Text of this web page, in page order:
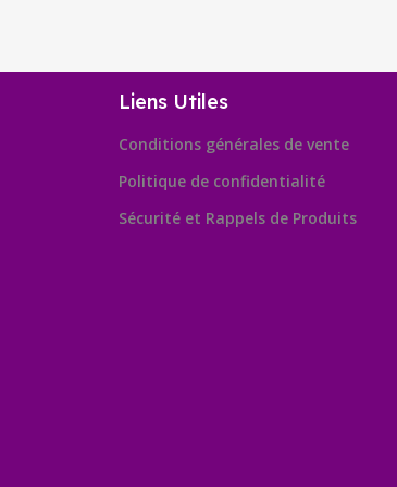
Liens Utiles
Conditions générales de vente
Politique de confidentialité
Sécurité et Rappels de Produits